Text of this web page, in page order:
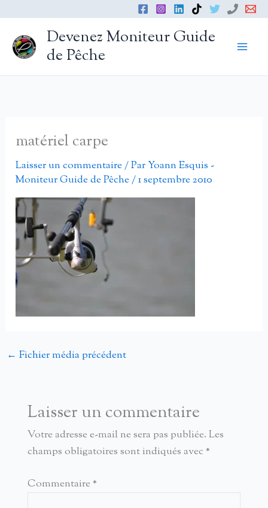
contenu
Devenez Moniteur Guide
de Pêche
matériel carpe
Laisser un commentaire/ ParYoann Esquis -
Moniteur Guide de Pêche/1 septembre 2010
← Fichier média précédent
Laisser un commentaire
Votre adresse e-mail ne sera pas publiée. Les
champs obligatoires sont indiqués avec *
Commentaire *